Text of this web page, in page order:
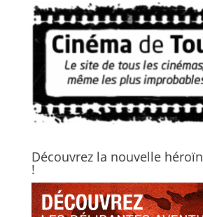
Découvrez la nouvelle
!